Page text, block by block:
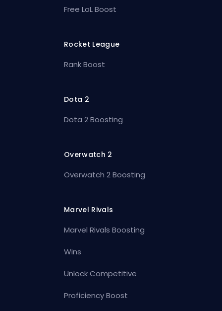
Free LoL Boost
Rocket League
Rank Boost
Dota 2
Dota 2 Boosting
Overwatch 2
Overwatch 2 Boosting
Marvel Rivals
Marvel Rivals Boosting
Wins
Unlock Competitive
Proficiency Boost